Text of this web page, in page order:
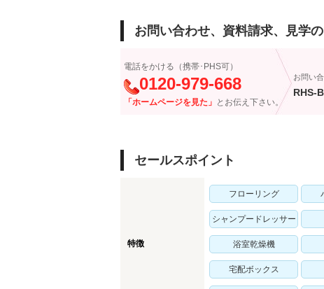
お問い合わせ、資料請求、見学
電話をかける（携帯･PHS可）
0120-979-668
「ホームページを見た」 とお伝え下さい。
お問い
RHS-
セールスポイント
特徴
フローリング
シャンプードレッサー
浴室乾燥機
宅配ボックス